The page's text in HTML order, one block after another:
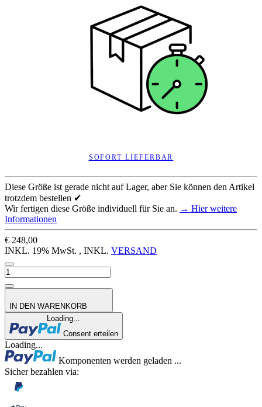
SOFORT LIEFERBAR
Diese Größe ist gerade nicht auf Lager, aber Sie können den Artikel
trotzdem bestellen ✔
Wir fertigen diese Größe individuell für Sie an. → Hier weitere
Informationen
€ 248,00
INKL. 19% MwSt. , INKL. VERSAND
IN DEN WARENKORB
Loading...
Consent erteilen
Loading...
Komponenten werden geladen ...
Sicher bezahlen via: